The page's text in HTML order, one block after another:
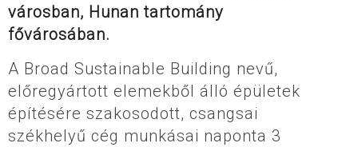
városban, Hunan tartomány
fővárosában.
A Broad Sustainable Building nevű,
előregyártott elemekből álló épületek
építésére szakosodott, csangsai
székhelyű cég munkásai naponta 3